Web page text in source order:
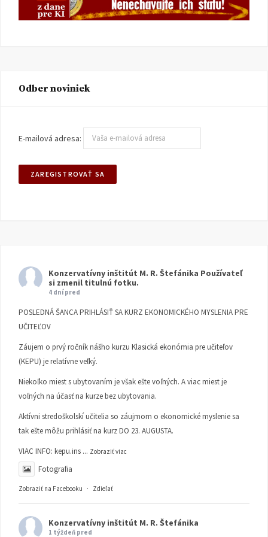
Odber noviniek
E-mailová adresa:
Konzervatívny inštitút M. R. Štefánika Používateľ
si zmenil titulnú fotku.
4 dní pred
POSLEDNÁ ŠANCA PRIHLÁSIŤ SA KURZ EKONOMICKÉHO MYSLENIA PRE
UČITEĽOV
Záujem o prvý ročník nášho kurzu Klasická ekonómia pre učiteľov
(KEPU) je relatívne veľký.
Niekoľko miest s ubytovaním je však ešte voľných. A viac miest je
voľných na účasť na kurze bez ubytovania.
Aktívni stredoškolskí učitelia so záujmom o ekonomické myslenie sa
tak ešte môžu prihlásiť na kurz DO 23. AUGUSTA.
VIAC INFO: kepu.ins ... Zobraziť viac
Fotografia
Zobraziť na Facebooku · Zdieľať
Konzervatívny inštitút M. R. Štefánika
1 týždeň pred